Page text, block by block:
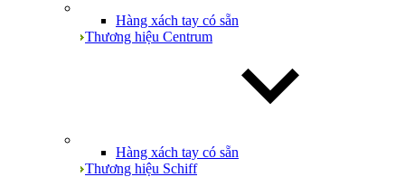
Hàng xách tay có sẵn
Thương hiệu Centrum
Hàng xách tay có sẵn
Thương hiệu Schiff